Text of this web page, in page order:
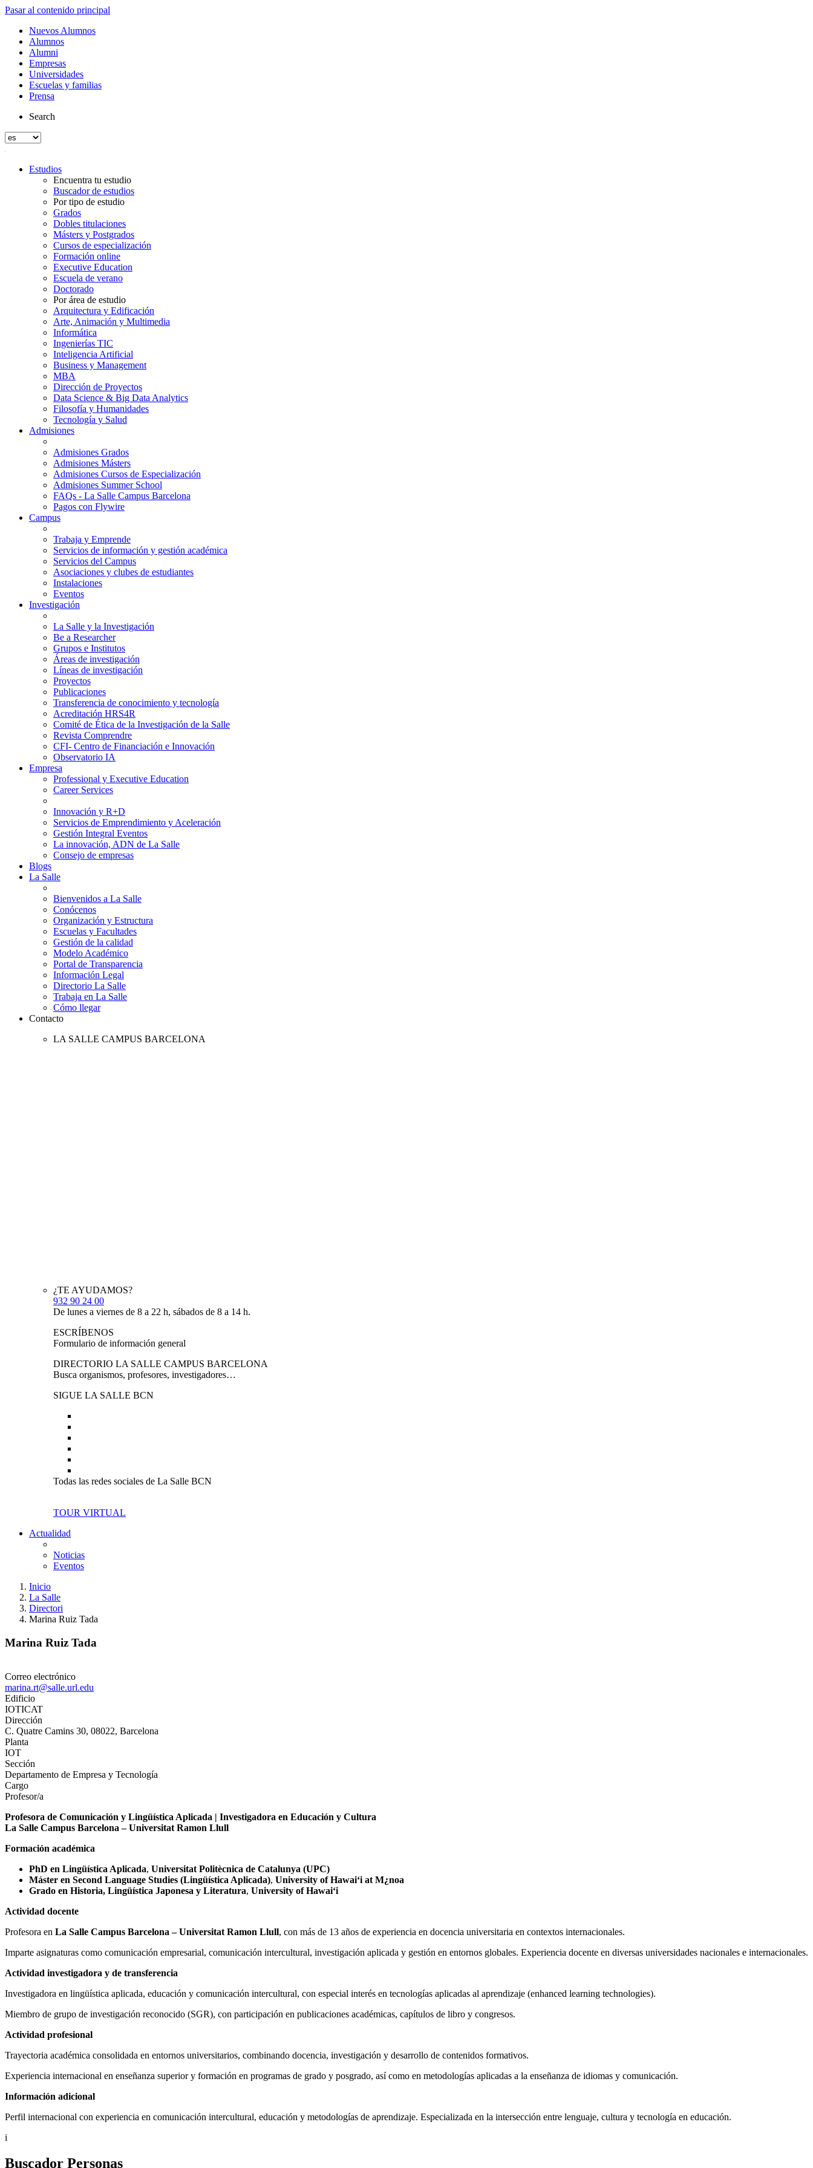
Pasar al contenido principal
Nuevos Alumnos
Alumnos
Alumni
Empresas
Universidades
Escuelas y familias
Prensa
Search
Estudios
Encuentra tu estudio
Buscador de estudios
Por tipo de estudio
Grados
Dobles titulaciones
Másters y Postgrados
Cursos de especialización
Formación online
Executive Education
Escuela de verano
Doctorado
Por área de estudio
Arquitectura y Edificación
Arte, Animación y Multimedia
Informática
Ingenierías TIC
Inteligencia Artificial
Business y Management
MBA
Dirección de Proyectos
Data Science & Big Data Analytics
Filosofía y Humanidades
Tecnología y Salud
Admisiones
Admisiones Grados
Admisiones Másters
Admisiones Cursos de Especialización
Admisiones Summer School
FAQs - La Salle Campus Barcelona
Pagos con Flywire
Campus
Trabaja y Emprende
Servicios de información y gestión académica
Servicios del Campus
Asociaciones y clubes de estudiantes
Instalaciones
Eventos
Investigación
La Salle y la Investigación
Be a Researcher
Grupos e Institutos
Áreas de investigación
Líneas de investigación
Proyectos
Publicaciones
Transferencia de conocimiento y tecnología
Acreditación HRS4R
Comité de Ética de la Investigación de la Salle
Revista Comprendre
CFI- Centro de Financiación e Innovación
Observatorio IA
Empresa
Professional y Executive Education
Career Services
Innovación y R+D
Servicios de Emprendimiento y Aceleración
Gestión Integral Eventos
La innovación, ADN de La Salle
Consejo de empresas
Blogs
La Salle
Bienvenidos a La Salle
Conócenos
Organización y Estructura
Escuelas y Facultades
Gestión de la calidad
Modelo Académico
Portal de Transparencia
Información Legal
Directorio La Salle
Trabaja en La Salle
Cómo llegar
Contacto
LA SALLE CAMPUS BARCELONA
¿TE AYUDAMOS?
932 90 24 00
De lunes a viernes de 8 a 22 h, sábados de 8 a 14 h.
ESCRÍBENOS
Formulario de información general
DIRECTORIO LA SALLE CAMPUS BARCELONA
Busca organismos, profesores, investigadores…
SIGUE LA SALLE BCN
Todas las redes sociales de La Salle BCN
TOUR VIRTUAL
Actualidad
Noticias
Eventos
Inicio
La Salle
Directori
Marina Ruiz Tada
Marina Ruiz Tada
Correo electrónico
marina.rt@salle.url.edu
Edificio
IOTICAT
Dirección
C. Quatre Camins 30, 08022, Barcelona
Planta
IOT
Sección
Departamento de Empresa y Tecnología
Cargo
Profesor/a
Profesora de Comunicación y Lingüística Aplicada | Investigadora en Educación y Cultura
La Salle Campus Barcelona – Universitat Ramon Llull
Formación académica
PhD en Lingüística Aplicada, Universitat Politècnica de Catalunya (UPC)
Máster en Second Language Studies (Lingüística Aplicada), University of Hawai‘i at M¿noa
Grado en Historia, Lingüística Japonesa y Literatura, University of Hawai‘i
Actividad docente
Profesora en La Salle Campus Barcelona – Universitat Ramon Llull, con más de 13 años de experiencia en docencia universitaria en contextos internacionales.
Imparte asignaturas como comunicación empresarial, comunicación intercultural, investigación aplicada y gestión en entornos globales. Experiencia docente en diversas universidades nacionales e internacionales.
Actividad investigadora y de transferencia
Investigadora en lingüística aplicada, educación y comunicación intercultural, con especial interés en tecnologías aplicadas al aprendizaje (enhanced learning technologies).
Miembro de grupo de investigación reconocido (SGR), con participación en publicaciones académicas, capítulos de libro y congresos.
Actividad profesional
Trayectoria académica consolidada en entornos universitarios, combinando docencia, investigación y desarrollo de contenidos formativos.
Experiencia internacional en enseñanza superior y formación en programas de grado y posgrado, así como en metodologías aplicadas a la enseñanza de idiomas y comunicación.
Información adicional
Perfil internacional con experiencia en comunicación intercultural, educación y metodologías de aprendizaje. Especializada en la intersección entre lenguaje, cultura y tecnología en educación.
i
Buscador Personas